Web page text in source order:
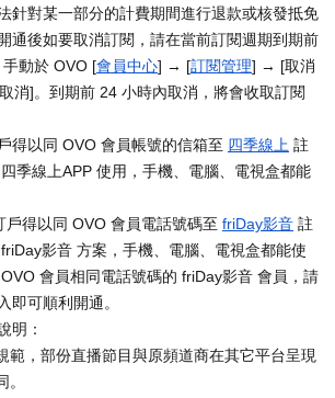
針對某一部分的計費期間進行退款或核發抵免
通後如要取消訂閱，請在當前訂閱週期到期前
動於 OVO [會員中心] → [訂閱管理] → [取消
消]。到期前 24 小時內取消，將會收取訂閱
得以同 OVO 會員帳號的信箱至 四季線上 註
季線上APP 使用，手機、電腦、電視盒都能
戶得以同 OVO 會員電話號碼至 friDay影音 註
影音 方案，手機、電腦、電視盒都能使
會員相同電話號碼的 friDay影音 會員，請
即可順利開通。
明：
範，部份直播節目與原頻道商在其它平台呈現
。